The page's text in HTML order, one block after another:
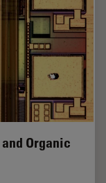
Organic